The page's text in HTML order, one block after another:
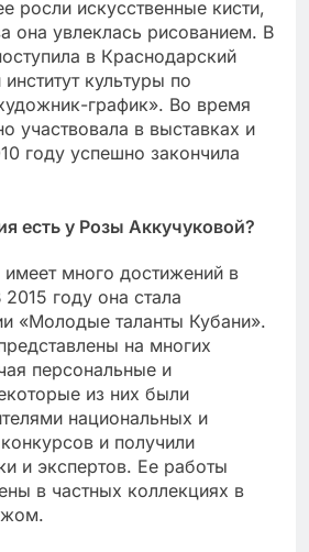
росли искусственные кисти,
она увлеклась рисованием. В
в Краснодарский
культуры по
график». Во время
участвовала в выставках и
году успешно закончила
есть у Розы Аккучуковой?
много достижений в
году она стала
«Молодые таланты Кубани».
на многих
персональные и
из них были
национальных и
и получили
и экспертов. Ее работы
в частных коллекциях в